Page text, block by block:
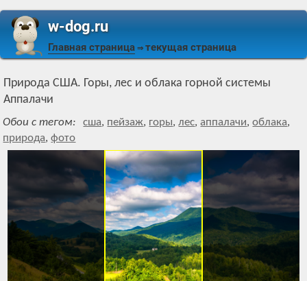
w-dog.ru
Главная страница ⇒ текущая страница
Природа США. Горы, лес и облака горной системы
Аппалачи
Обои с тегом: сша, пейзаж, горы,лес,аппалачи,облака,
природа,фото